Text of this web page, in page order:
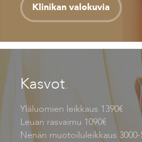
Klinikan valokuvia
Kasvot.
Yläluomien leikkaus 1390€
Leuan rasvaimu 1090€
Nenän muotoiluleikkaus 3000-